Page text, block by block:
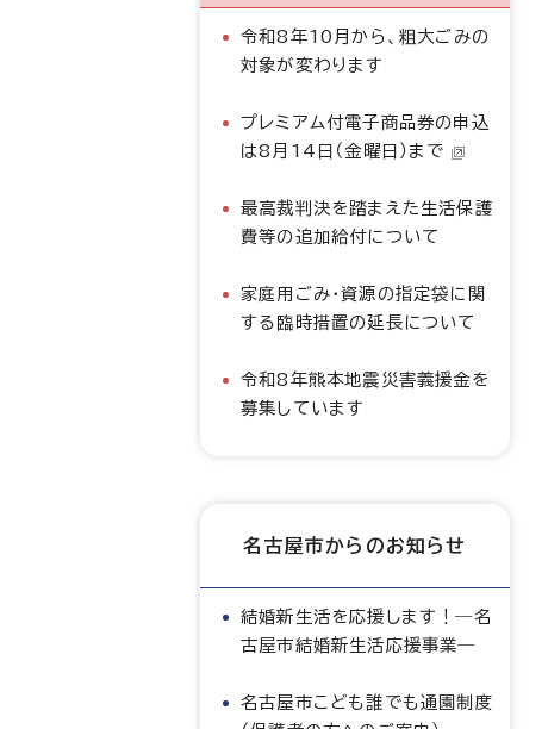
令和8年10月から、粗大ごみの
対象が変わります
プレミアム付電子商品券の申込
は8月14日（金曜日）まで
最高裁判決を踏まえた生活保護
費等の追加給付について
家庭用ごみ・資源の指定袋に関
する臨時措置の延長について
令和8年熊本地震災害義援金を
募集しています
名古屋市からのお知らせ
結婚新生活を応援します！―名
古屋市結婚新生活応援事業―
名古屋市こども誰でも通園制度